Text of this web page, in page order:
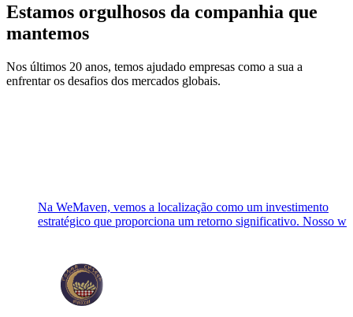
Estamos orgulhosos da companhia que
mantemos
Nos últimos 20 anos, temos ajudado empresas como a sua a
enfrentar os desafios dos mercados globais.
Na WeMaven, vemos a localização como um investimento
estratégico que proporciona um retorno significativo. Nosso w